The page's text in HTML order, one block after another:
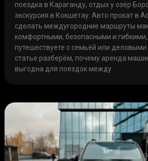
поездка в Караганду, отдых у озёр
экскурсия в Кокшетау. Авто прокат в
сделать междугородние маршруты
комфортными, безопасными и
путешествуете с семьёй или
статье разберём, почему аренда
выгодна для поездок между